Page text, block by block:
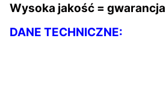
Wysoka jakość =
DANE TECHNICZNE: